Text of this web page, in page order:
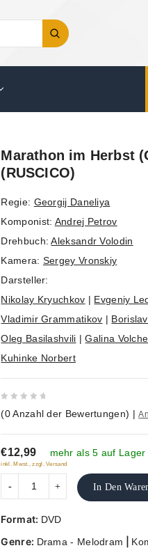
Marathon im Herbst
(RUSCICO)
Regie: Georgij Daneliya
Komponist: Andrej Petrov
Drehbuch:Aleksandr Volodin
Kamera: Sergey Vronskiy
Darsteller:
Nikolay Kryuchkov | Evgeniy
Vladimir Grammatikov |
Oleg Basilashvili |Galina
Kuhinke Norbert
out
of
5
(0Anzahl der Bewertungen) |
€12,99 mehr als 5 auf Lager
inkl. Mwst., zzgl. Versand
In Den
Format: DVD
Genre: Drama - Melodram